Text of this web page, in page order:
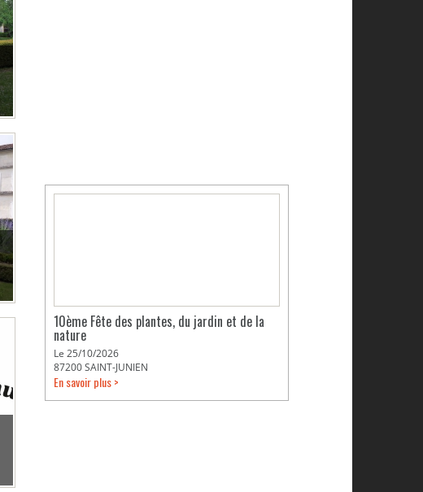
10ème Fête des plantes, du jardin et de la
nature
Le 25/10/2026
87200 SAINT-JUNIEN
En savoir plus >